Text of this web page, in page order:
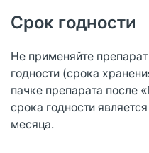
Срок годности
Не применяйте
годности (срока
пачке препарата после
срока годности
месяца.